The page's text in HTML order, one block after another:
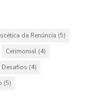
da Renúncia (5)
Cerimonial(4)
Desafios (4)
(5)